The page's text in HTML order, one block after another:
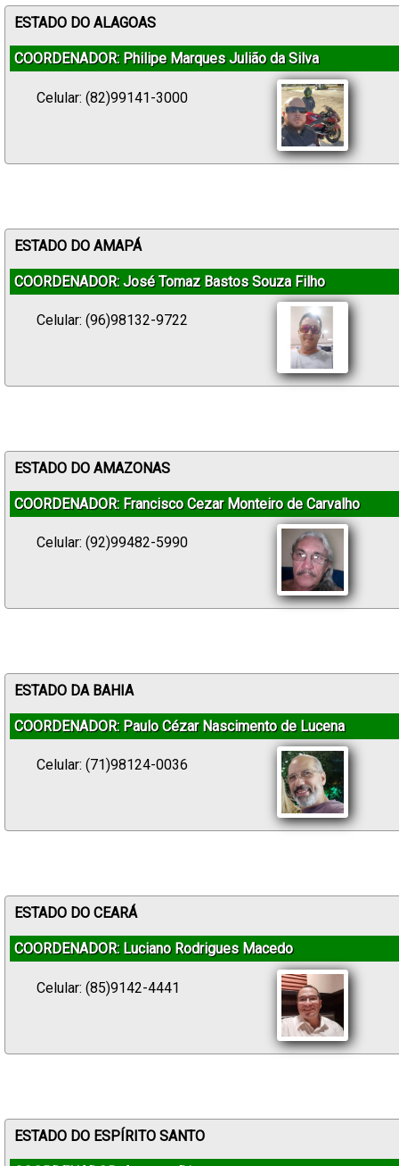
ESTADO DO ALAGOAS
COORDENADOR: Philipe Marques Julião da Silva
Celular: (82)99141-3000
ESTADO DO AMAPÁ
COORDENADOR: José Tomaz Bastos Souza Filho
Celular: (96)98132-9722
ESTADO DO AMAZONAS
COORDENADOR: Francisco Cezar Monteiro de Carvalho
Celular: (92)99482-5990
ESTADO DA BAHIA
COORDENADOR: Paulo Cézar Nascimento de Lucena
Celular: (71)98124-0036
ESTADO DO CEARÁ
COORDENADOR: Luciano Rodrigues Macedo
Celular: (85)9142-4441
ESTADO DO ESPÍRITO SANTO